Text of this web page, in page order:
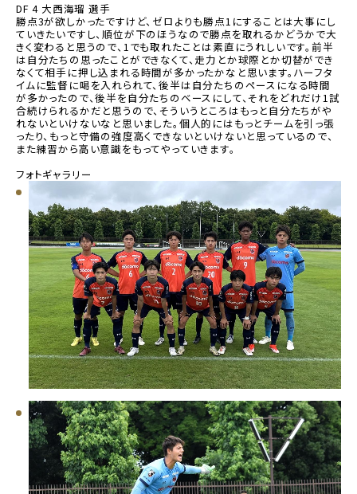
DF 4 大西海瑠 選手
勝点3が欲しかったですけど、ゼロよりも勝点1にすることは大事にし
ていきたいですし、順位が下のほうなので勝点を取れるかどうかで大
きく変わると思うので、1でも取れたことは素直にうれしいです。前半
は自分たちの思ったことができなくて、走力とか球際とか切替ができ
なくて相手に押し込まれる時間が多かったかなと思います。ハーフタ
イムに監督に喝を入れられて、後半は自分たちのペースになる時間
が多かったので、後半を自分たちのベースにして、それをどれだけ1試
合続けられるかだと思うので、そういうところはもっと自分たちがや
れないといけないなと思いました。個人的にはもっとチームを引っ張
ったり、もっと守備の強度高くできないといけないと思っているので、
また練習から高い意識をもってやっていきます。
フォトギャラリー